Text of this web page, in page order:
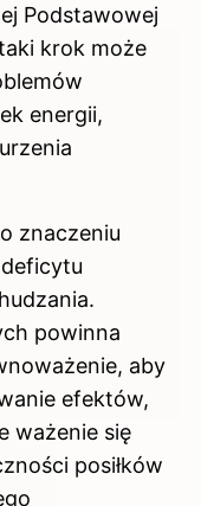
Podstawowej
krok może
energii,
znaczeniu
powinna
aby
efektów,
ważenie się
posiłków